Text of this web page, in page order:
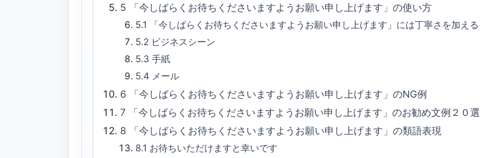
5
「今しばらくお待ちくださいますようお願い申し上げます」の使い方
5.1
「今しばらくお待ちくださいますようお願い申し上げます」には丁寧さを加える
5.2 ビジネスシーン
5.3 手紙
5.4 メール
6
「今しばらくお待ちくださいますようお願い申し上げます」のNG例
7
「今しばらくお待ちくださいますようお願い申し上げます」のお勧め文例２０選
8
「今しばらくお待ちくださいますようお願い申し上げます」の類語表現
8.1 お待ちいただけますと幸いです